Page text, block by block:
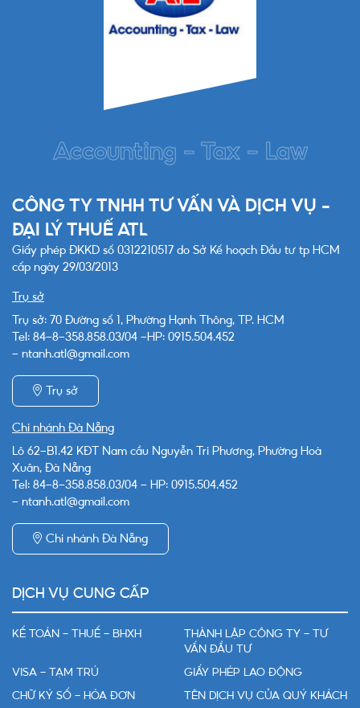
Accounting - Tax - Law
CÔNG TY TNHH TƯ VẤN VÀ DỊCH VỤ -
ĐẠI LÝ THUẾ ATL
Giấy phép ĐKKD số 0312210517 do Sở Kế hoạch Đầu tư tp HCM
cấp ngày 29/03/2013
Trụ sở
Trụ sở: 70 Đường số 1, Phường Hạnh Thông, TP. HCM
Tel: 84-8-358.858.03/04 -HP: 0915.504.452
- ntanh.atl@gmail.com
Trụ sở
Chi nhánh Đà Nẵng
Lô 62-B1.42 KĐT Nam cầu Nguyễn Tri Phương, Phường Hoà
Xuân, Đà Nẵng
Tel: 84-8-358.858.03/04 - HP: 0915.504.452
- ntanh.atl@gmail.com
Chi nhánh Đà Nẵng
DỊCH VỤ CUNG CẤP
KẾ TOÁN - THUẾ - BHXH
THÀNH LẬP CÔNG TY - TƯ
VẤN ĐẦU TƯ
VISA - TẠM TRÚ GIẤY PHÉP LAO ĐỘNG
CHỮ KÝ SỐ - HÓA ĐƠN TÊN DỊCH VỤ CỦA QUÝ KHÁCH